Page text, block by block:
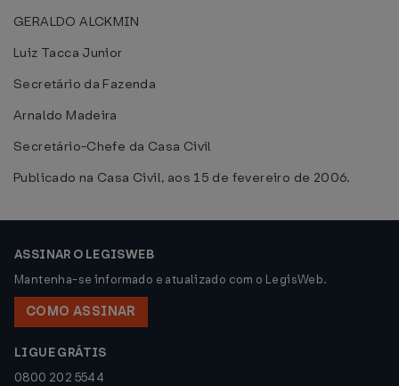
GERALDO ALCKMIN
Luiz Tacca Junior
Secretário da Fazenda
Arnaldo Madeira
Secretário-Chefe da Casa Civil
Publicado na Casa Civil, aos 15 de fevereiro de 2006.
ASSINAR O LEGISWEB
Mantenha-se informado e atualizado com o LegisWeb.
COMO ASSINAR
LIGUE GRÁTIS
0800 202 5544